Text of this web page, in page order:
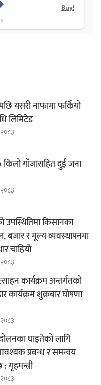
यसरी नाफामा फर्कियो
लिमिटेड
गाँजासहित दुई जना
उपस्थितिमा किसानका
बजार र मूल्य व्यवस्थापनमा
चाहियो
कार्यक्रम अन्तर्गतको
कार्यक्रम शुक्रबार घोषणा
घाइतेको लागि
प्रबन्ध र समन्वय
गृहमन्त्री